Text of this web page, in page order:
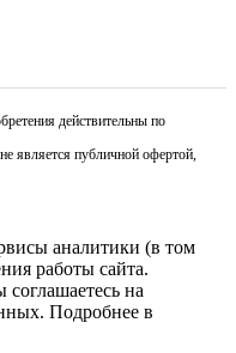
действительны по
является публичной офертой,
аналитики (в том
работы сайта.
на
Подробнее в